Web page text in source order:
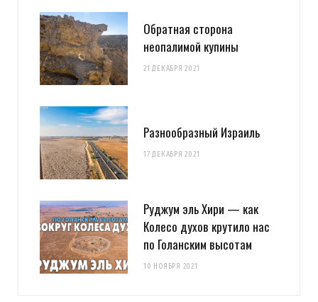
Обратная сторона
неопалимой купины
21 ДЕКАБРЯ 2021
Разнообразный Израиль
17 ДЕКАБРЯ 2021
Руджум эль Хири — как
Колесо духов крутило нас
по Голанским высотам
10 НОЯБРЯ 2021